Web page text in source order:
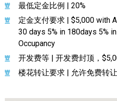
最低定金比例 | 20%
定金支付要求 | $5,000 with
30 days 5% in 180days 5%
Occupancy
开发费等 | 开发费封顶，
楼花转让要求 | 允许免费转让